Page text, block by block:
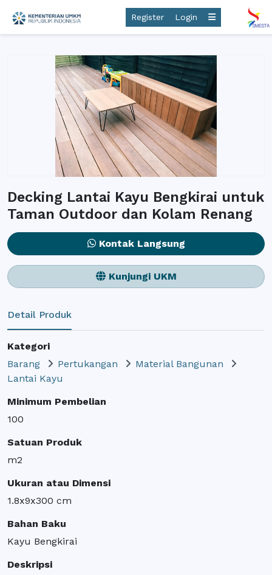
Register Login
Decking Lantai Kayu Bengkirai untuk
Taman Outdoor dan Kolam Renang
Kontak Langsung
Kunjungi UKM
Detail Produk
Kategori
Barang
Pertukangan
Material Bangunan
Lantai Kayu
Minimum Pembelian
100
Satuan Produk
m2
Ukuran atau Dimensi
1.8x9x300 cm
Bahan Baku
Kayu Bengkirai
Deskripsi